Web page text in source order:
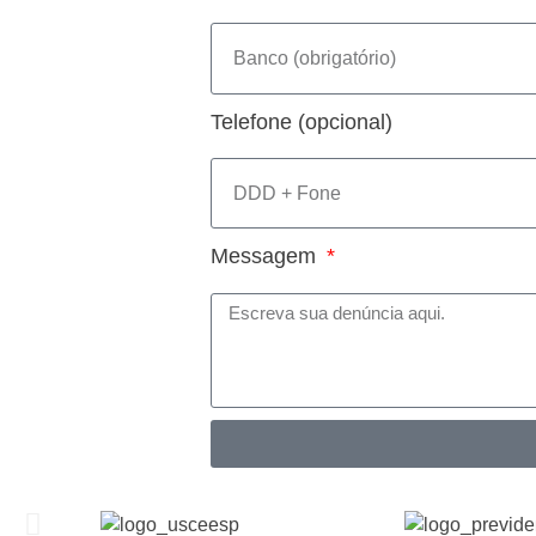
Telefone (opcional)
Messagem